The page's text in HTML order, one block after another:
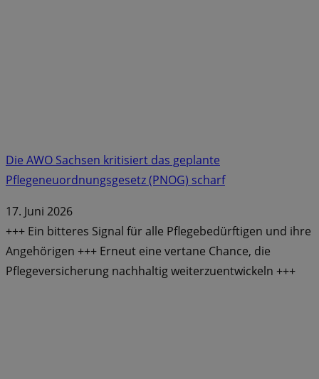
Die AWO Sachsen kritisiert das geplante
Pflegeneuordnungsgesetz (PNOG) scharf
17. Juni 2026
+++ Ein bitteres Signal für alle Pflegebedürftigen und ihre
Angehörigen +++ Erneut eine vertane Chance, die
Pflegeversicherung nachhaltig weiterzuentwickeln +++